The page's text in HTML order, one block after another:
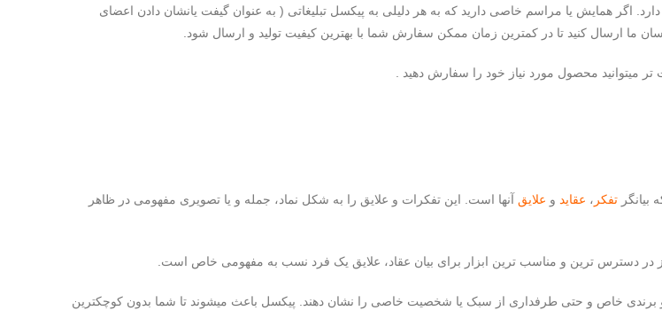
10 هزار عدد پیکسل با طرح های مختلف را در کمتر از 24 ساعت دارد. اگر همایش یا مراسم خاصی دارید که به هر دلیلی به پیکسل تبلیغاتی ( به عنوان گیفت یانشان دادن اعضای
ما ارسال کنید تا در کمترین زمان ممکن سفارش شما با بهترین کیفیت تولید و ارسال شود.
میتوانید محصول مورد نیاز خود را سفارش دهید .
تفکر ، عقاید و علایق آنها است. این تفکرات و علایق را به شکل نماد، جمله و یا تصویری مفهومی در ظاهر
در دسترس ترین و مناسب ترین ابزار برای بیان عقاد، علایق یک فرد نسب به مفهومی خاص است.
و برندی خاص و حتی طرفداری از سبک یا شخصیت خاصی را نشان دهند. پیکسل باعث میشوند تا شما بدون کوچکترین